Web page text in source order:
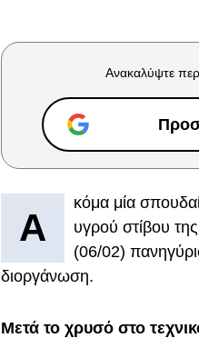
Ανακαλύψτε
Α
κόμα μία
υγρού στίβου
(06/02)
διοργάνωση.
Μετά το χρυσό στο